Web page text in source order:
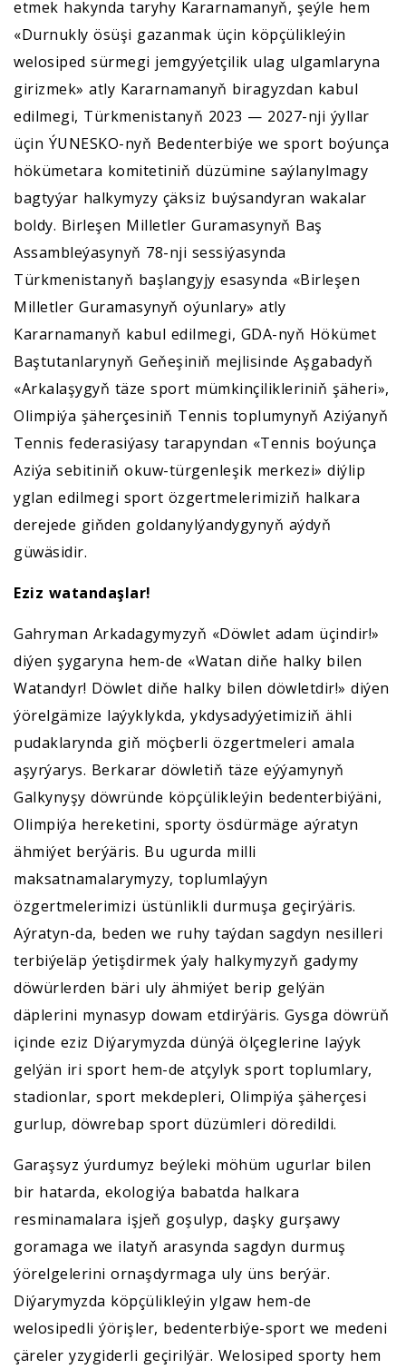
etmek hakynda taryhy Kararnamanyň, şeýle hem
«Durnukly ösüşi gazanmak üçin köpçülikleýin
welosiped sürmegi jemgyýetçilik ulag ulgamlaryna
girizmek» atly Kararnamanyň biragyzdan kabul
edilmegi, Türkmenistanyň 2023 — 2027-nji ýyllar
üçin ÝUNESKO-nyň Bedenterbiýe we sport boýunça
hökümetara komitetiniň düzümine saýlanylmagy
bagtyýar halkymyzy çäksiz buýsandyran wakalar
boldy. Birleşen Milletler Guramasynyň Baş
Assambleýasynyň 78-nji sessiýasynda
Türkmenistanyň başlangyjy esasynda «Birleşen
Milletler Guramasynyň oýunlary» atly
Kararnamanyň kabul edilmegi, GDA-nyň Hökümet
Baştutanlarynyň Geňeşiniň mejlisinde Aşgabadyň
«Arkalaşygyň täze sport mümkinçilikleriniň şäheri»,
Olimpiýa şäherçesiniň Tennis toplumynyň Aziýanyň
Tennis federasiýasy tarapyndan «Tennis boýunça
Aziýa sebitiniň okuw-türgenleşik merkezi» diýlip
yglan edilmegi sport özgertmelerimiziň halkara
derejede giňden goldanylýandygynyň aýdyň
güwäsidir.
Eziz watandaşlar!
Gahryman Arkadagymyzyň «Döwlet adam üçindir!»
diýen şygaryna hem-de «Watan diňe halky bilen
Watandyr! Döwlet diňe halky bilen döwletdir!» diýen
ýörelgämize laýyklykda, ykdysadyýetimiziň ähli
pudaklarynda giň möçberli özgertmeleri amala
aşyrýarys. Berkarar döwletiň täze eýýamynyň
Galkynyşy döwründe köpçülikleýin bedenterbiýäni,
Olimpiýa hereketini, sporty ösdürmäge aýratyn
ähmiýet berýäris. Bu ugurda milli
maksatnamalarymyzy, toplumlaýyn
özgertmelerimizi üstünlikli durmuşa geçirýäris.
Aýratyn-da, beden we ruhy taýdan sagdyn nesilleri
terbiýeläp ýetişdirmek ýaly halkymyzyň gadymy
döwürlerden bäri uly ähmiýet berip gelýän
däplerini mynasyp dowam etdirýäris. Gysga döwrüň
içinde eziz Diýarymyzda dünýä ölçeglerine laýyk
gelýän iri sport hem-de atçylyk sport toplumlary,
stadionlar, sport mekdepleri, Olimpiýa şäherçesi
gurlup, döwrebap sport düzümleri döredildi.
Garaşsyz ýurdumyz beýleki möhüm ugurlar bilen
bir hatarda, ekologiýa babatda halkara
resminamalara işjeň goşulyp, daşky gurşawy
goramaga we ilatyň arasynda sagdyn durmuş
ýörelgelerini ornaşdyrmaga uly üns berýär.
Diýarymyzda köpçülikleýin ylgaw hem-de
welosipedli ýörişler, bedenterbiýe-sport we medeni
çäreler yzygiderli geçirilýär. Welosiped sporty hem